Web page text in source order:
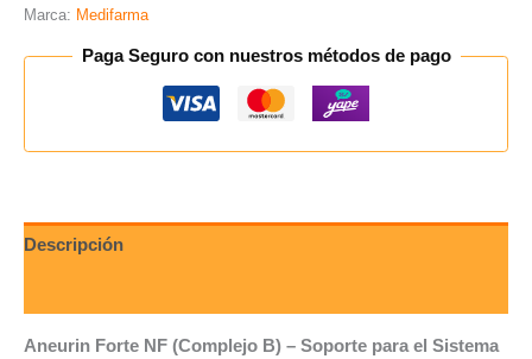
cantidad
Marca: Medifarma
Paga Seguro con nuestros métodos de pago
Descripción
Aneurin Forte NF (Complejo B) – Soporte para el Sistema